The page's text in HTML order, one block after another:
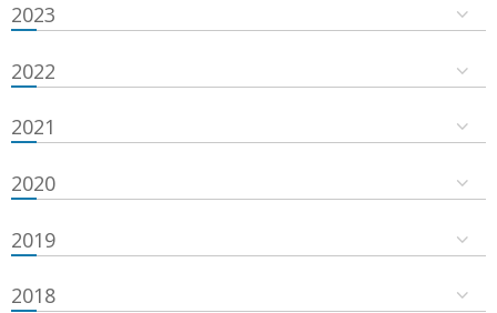
2023
2022
2021
2020
2019
2018